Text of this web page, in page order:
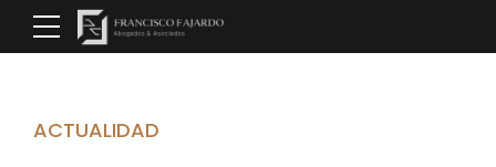
ACTUALIDAD